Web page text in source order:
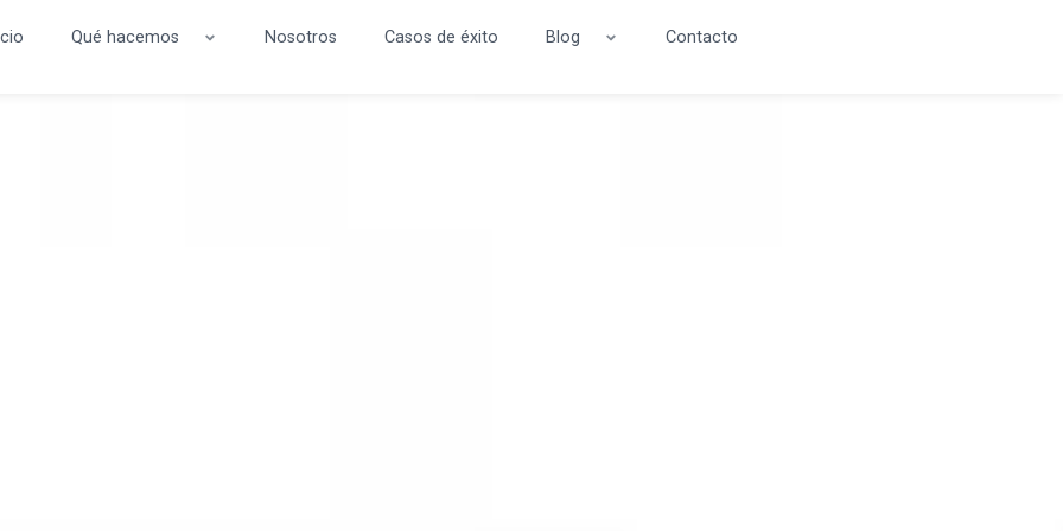
Qué hacemos Nosotros Casos de éxito Blog Contacto